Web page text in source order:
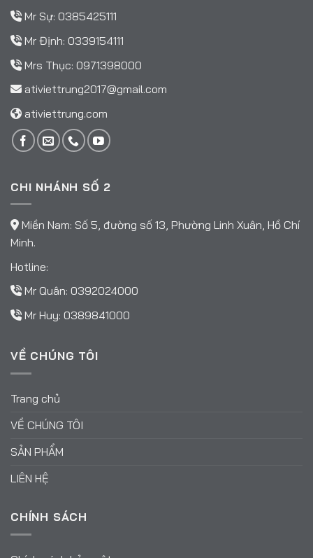
Mr Sự: 0385425111
Mr Định: 0339154111
Mrs Thục: 0971398000
ativiettrung2017@gmail.com
ativiettrung.com
CHI NHÁNH SỐ 2
Miền Nam: Số 5, đường số 13, Phường Linh Xuân, Hồ Chí
Minh.
Hotline:
Mr Quân: 0392024000
Mr Huy: 0389841000
VỀ CHÚNG TÔI
Trang chủ
VỀ CHÚNG TÔI
SẢN PHẨM
LIÊN HỆ
CHÍNH SÁCH